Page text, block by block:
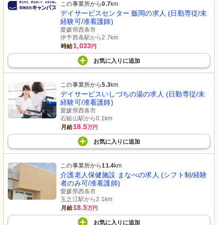
この事業所から0.7km
デイサービスセンター 飯岡の求人 (日勤専従/未
経験可/准看護師)
愛媛県西条市
伊予西条駅から2.7km
時給1,033円
お気に入り に追加
この事業所から5.3km
デイサービスいしづちの湯の求人 (日勤専従/未
経験可/准看護師)
愛媛県西条市
石鎚山駅から0.1km
月給18.5万円
お気に入り に追加
この事業所から11.4km
介護老人保健施設 まなべの求人 (シフト制/経験
者のみ可/准看護師)
愛媛県西条市
玉之江駅から2.1km
月給18.5万円
お気に入り に追加